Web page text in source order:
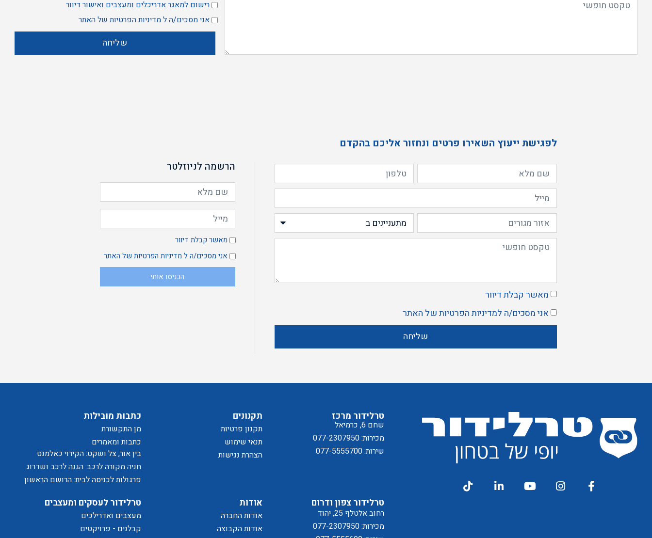
מאשר
הרשמה
למאגר
רישום למאגר אדריכלים ומעצבים ואישור דיוור
אני
מדיניות
אני מסכים/ה למדיניות הפרטיותשל האתר
שליחה
לפגישת ייעוץ השאירו פרטים ונחזור אליכם בהקדם
מאשר קבלת דיוור
אני מסכים/ה למדיניות הפרטיותשל האתר
שליחה
הרשמה לניוזלטר
מאשר
דיוור
מאשר קבלת דיוור
אני
ל
אני מסכים/ה ל מדיניות הפרטיות של האתר
הכניסו אותי
טרלידור מרכז
שחם 6, כרמיאל
מכירות: 077-2307950
שירות: 077-5555700
תקנונים
תקנון פרטיות
תנאי שימוש
הצהרת נגישות
כתבות מובילות
מן התקשורת
כתבות ומאמרים
בין אור, צל ושקט: הקירוי כאלמנט
מעצב בחוויית המרחב
חניה מקורה לרכב: הגנה לרכב ושדרוג
לבית
פרגולות לכניסה לבית: הרושם הראשון
טרלידור צפון ודרום
רחוב אלטלף 25, יהוד
מכירות: 077-2307950
אודות
אודות החברה
אודות הקבוצה
טרלידור לעסקים ומעצבים
מעצבים ואדרילכים
קבלנים - פרויקטים